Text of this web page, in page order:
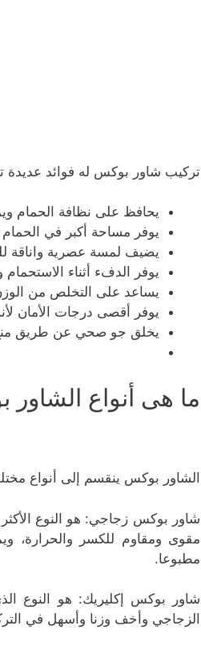
تركيب شاور بوكس له فوائد عديدة
يحافظ على نظافة الحمام
يوفر مساحة أكبر في
يضيف لمسة عصرية واناقة
يوفر الدفء أثناء
يساعد على التخلص من الوزن
يوفر أقصى درجات الأمان
يخلق جو صحي عن طريق منع
ما هى أنواع
الشاور بوكس ينقسم إلى أنواع
شاور بوكس زجاجي: هو النوع الأكثر
مقوى ومقاوم للكسر والحرارة،
مطبوعا.
شاور بوكس إكليريك: هو النوع
الزجاجي وأخف وزنا وأسهل في